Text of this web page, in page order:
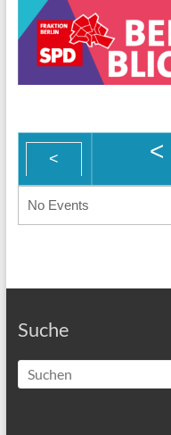
< <
No Events
Suche